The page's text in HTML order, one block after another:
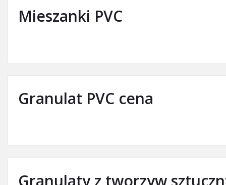
Mieszanki PVC
Granulat PVC cena
Granulaty z tworzyw